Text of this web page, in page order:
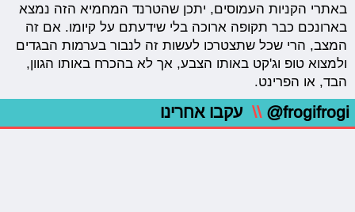
באתרי הקניות העמוסים, יתכן שהטרנד המחמיא הזה נמצא
בארונכם כבר תקופה ארוכה בלי שידעתם על קיומו. אם זה
המצב, הרי שכל שתצטרכו לעשות זה לנבור בערמות הבגדים
ולמצוא טופ וג'קט באותו הצבע, אך לא בהכרח באותו הגוון,
הבד, או הפרינט.
@frogifrogi
\\ עקבו אחרינו